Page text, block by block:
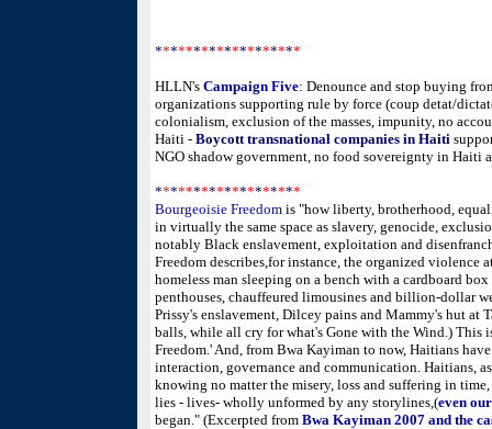
*******************
HLLN's Campaign Five: Denounce and stop buying
organizations supporting rule by force (coup detat/
colonialism, exclusion of the masses, impunity, no
Haiti - Boycott transnational companies in Haiti
NGO shadow government, no food sovereignty in Haiti
*******************
Bourgeoisie Freedom is "how liberty, brotherhood,
in virtually the same space as slavery, genocide,
notably Black enslavement, exploitation and
Freedom describes,for instance, the organized violence
homeless man sleeping on a bench with a cardboard
penthouses, chauffeured limousines and billion-dollar
Prissy's enslavement, Dilcey pains and Mammy's hut at
balls, while all cry for what's Gone with the Wind.) This
Freedom.' And, from Bwa Kayiman to now, Haitians
interaction, governance and communication. Haitians,
knowing no matter the misery, loss and suffering in
lies - lives- wholly unformed by any storylines,(even
began." (Excerpted from Bwa Kayiman 2007 and the